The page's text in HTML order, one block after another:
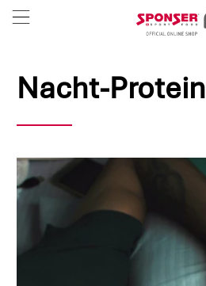
Nacht-Protein